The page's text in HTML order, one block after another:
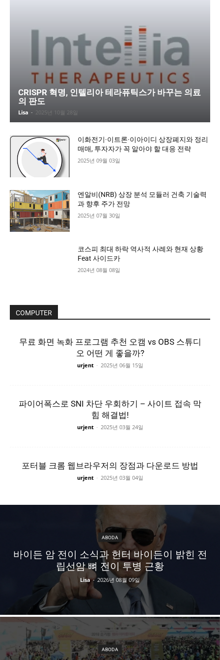
CRISPR 혁명, 인텔리아 테라퓨틱스가 바꾸는 의료
의 판도
Lisa - 2025년 10월 28일
이화전기·이트론·이아이디 상장폐지와 정리
매매, 투자자가 꼭 알아야 할 대응 전략
2025년 09월 03일
엔알비(NRB) 상장 분석 모듈러 건축 기술력
과 향후 주가 전망
2025년 07월 30일
코스피 최대 하락 역사적 사례와 현재 상황
Feat 사이드카
2024년 08월 08일
COMPUTER
무료 화면 녹화 프로그램 추천 오캠 vs OBS 스튜디
오 어떤 게 좋을까?
urjent - 2025년 06월 15일
파이어폭스로 SNI 차단 우회하기 – 사이트 접속 막
힘 해결법!
urjent - 2025년 03월 24일
포터블 크롬 웹브라우저의 장점과 다운로드 방법
urjent - 2025년 03월 04일
ABODA
바이든 암 전이 소식과 헌터 바이든이 밝힌 전
립선암 뼈 전이 투병 근황
Lisa - 2026년 08월 09일
ABODA